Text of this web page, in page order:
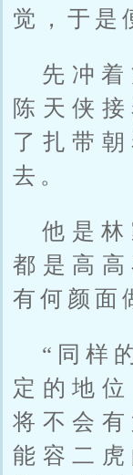
觉，于是
先冲
陈天侠
了扎带
去。
他是
都是高
有何颜面
“同样
定的地
将不会
能容二